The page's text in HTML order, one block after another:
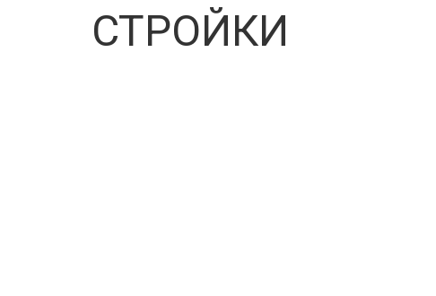
СТРОЙКИ